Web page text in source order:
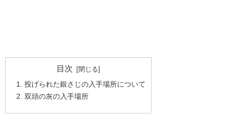
目次
投げられた銀さじの入手場所について
双頭の灰の入手場所